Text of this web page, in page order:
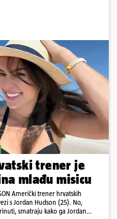
trener je
mlađu misicu
Američki trener hrvatskih
s Jordan Hudson (25). No,
smatraju kako ga Jordan